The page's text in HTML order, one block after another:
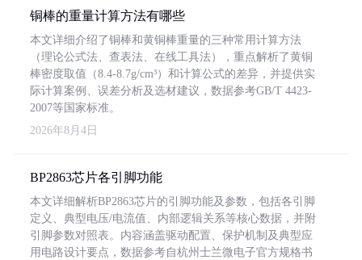
铜棒的重量计算方法有哪些
本文详细介绍了铜棒和黄铜棒重量的三种常用计算方法
（理论公式法、查表法、在线工具法），重点解析了黄铜
棒密度取值（8.4-8.7g/cm³）和计算公式的差异，并提供实
际计算案例、误差分析及选材建议，数据参考GB/T 4423-
2007等国家标准。
2026年8月4日
BP2863芯片各引脚功能
本文详细解析BP2863芯片的引脚功能及参数，包括各引脚
定义、典型电压/电流值、内部逻辑关系等核心数据，并附
引脚参数对照表。内容涵盖驱动配置、保护机制及典型应
用电路设计要点，数据参考自杭州士兰微电子官方规格书